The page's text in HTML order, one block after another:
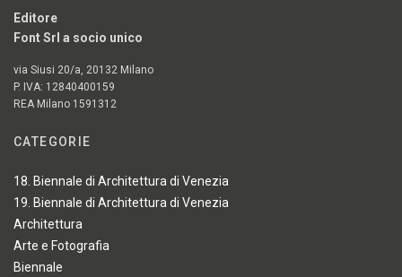
Editore
Font Srl a socio unico
via Siusi 20/a, 20132 Milano
P. IVA: 12840400159
REA Milano 1591312
CATEGORIE
18. Biennale di Architettura di Venezia
19. Biennale di Architettura di Venezia
Architettura
Arte e Fotografia
Biennale